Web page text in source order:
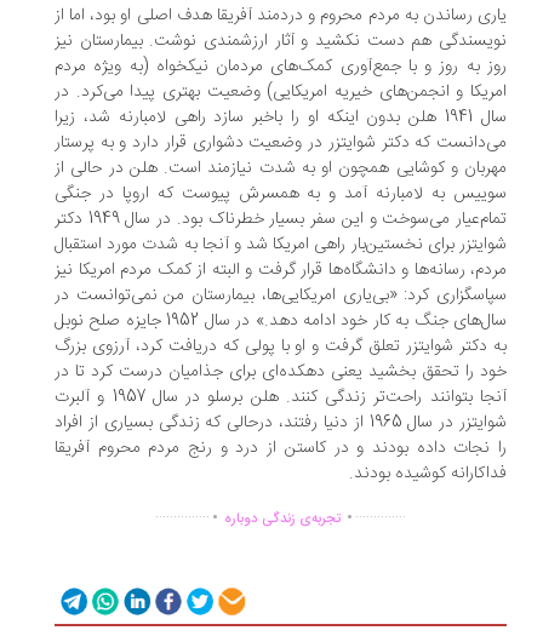
‌رساندن به مردم محروم و دردمند آفریقا هدف اصلی او بود، اما از
هم دست نکشید و آثار ارزشمندی نوشت. بیمارستان نیز
به روز و با جمع‌آوری کمک‌های مردمان نیکخواه (به ویژه مردم
و انجمن‌های خیریه امریکایی) وضعیت بهتری پیدا می‌کرد. در
سال 1941 هلن بدون اینکه او را باخبر سازد راهی لامبارنه شد، زیرا
که دکتر شوایتزر در وضعیت دشواری قرار دارد و به پرستار
و کوشایی همچون او به ‌شدت نیازمند است. هلن در حالی از
به لامبارنه آمد و به همسرش پیوست که اروپا در جنگی
تمام‌عیار می‌سوخت و این سفر بسیار خطرناک بود. در سال 1949 دکتر
برای نخستین‌بار راهی امریکا شد و آنجا به ‌شدت مورد استقبال
رسانه‌ها و دانشگاه‌ها قرار گرفت و البته از کمک مردم امریکا نیز
کرد: «بی‌یاری امریکایی‌ها، بیمارستان من نمی‌توانست در
سال‌های جنگ به کار خود ادامه دهد.» در سال 1952 جایزه صلح نوبل
دکتر شوایتزر تعلق گرفت و او با پولی که دریافت کرد، آرزوی بزرگ
را تحقق بخشید یعنی دهکده‌ای برای جذامیان درست کرد تا در
آنجا بتوانند راحت‌تر زندگی کنند. هلن برسلو در سال 1957 و آلبرت
شوایتزر در سال 1965 از دنیا رفتند، درحالی که زندگی بسیاری از افراد
نجات داده بودند و در کاستن از درد و رنج مردم محروم آفریقا
کوشیده بودند.
............... .تجربه‌ی زندگی دوباره ...............